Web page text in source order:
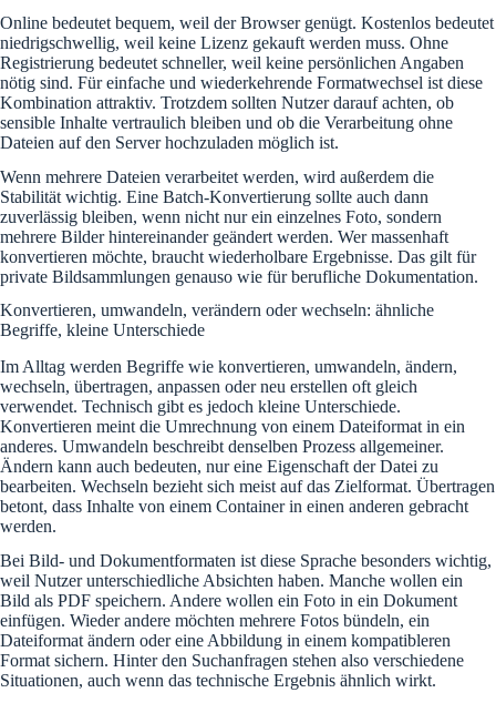
Online bedeutet bequem, weil der Browser genügt. Kostenlos bedeutet
niedrigschwellig, weil keine Lizenz gekauft werden muss. Ohne
Registrierung bedeutet schneller, weil keine persönlichen Angaben
nötig sind. Für einfache und wiederkehrende Formatwechsel ist diese
Kombination attraktiv. Trotzdem sollten Nutzer darauf achten, ob
sensible Inhalte vertraulich bleiben und ob die Verarbeitung ohne
Dateien auf den Server hochzuladen möglich ist.
Wenn mehrere Dateien verarbeitet werden, wird außerdem die
Stabilität wichtig. Eine Batch-Konvertierung sollte auch dann
zuverlässig bleiben, wenn nicht nur ein einzelnes Foto, sondern
mehrere Bilder hintereinander geändert werden. Wer massenhaft
konvertieren möchte, braucht wiederholbare Ergebnisse. Das gilt für
private Bildsammlungen genauso wie für berufliche Dokumentation.
Konvertieren, umwandeln, verändern oder wechseln: ähnliche
Begriffe, kleine Unterschiede
Im Alltag werden Begriffe wie konvertieren, umwandeln, ändern,
wechseln, übertragen, anpassen oder neu erstellen oft gleich
verwendet. Technisch gibt es jedoch kleine Unterschiede.
Konvertieren meint die Umrechnung von einem Dateiformat in ein
anderes. Umwandeln beschreibt denselben Prozess allgemeiner.
Ändern kann auch bedeuten, nur eine Eigenschaft der Datei zu
bearbeiten. Wechseln bezieht sich meist auf das Zielformat. Übertragen
betont, dass Inhalte von einem Container in einen anderen gebracht
werden.
Bei Bild- und Dokumentformaten ist diese Sprache besonders wichtig,
weil Nutzer unterschiedliche Absichten haben. Manche wollen ein
Bild als PDF speichern. Andere wollen ein Foto in ein Dokument
einfügen. Wieder andere möchten mehrere Fotos bündeln, ein
Dateiformat ändern oder eine Abbildung in einem kompatibleren
Format sichern. Hinter den Suchanfragen stehen also verschiedene
Situationen, auch wenn das technische Ergebnis ähnlich wirkt.